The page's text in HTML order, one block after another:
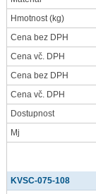
Hmotnost(kg)
Cena bez DPH
Cena vč. DPH
Cena bez DPH
Cena vč. DPH
Dostupnost
Mj
KVSC-075-108